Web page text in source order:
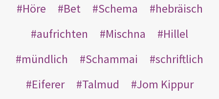
Höre
Bet Schema
hebräisch
aufrichten
Mischna
Hillel
mündlich
Schammai
schriftlich
Eiferer
Talmud
Jom Kippur